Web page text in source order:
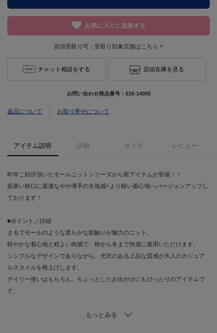
お気に入りに追加する
店頭受取り可： 受取り対象店舗はこちら >
チャット相談をする 店頭在庫を見る
お問い合わせ商品番号： 616-14005
返品について お取り寄せについて
アイテム説明 詳細 サイズ レビュー
昨年ご好評頂いたモールニットシリーズから新アイテムが登場！！
肌寒い秋口に最適なやや薄手の生地感+より軽い着心地へバージョンアップし
ております！
■ポイント／詳細
まるでモールのような柔らかな肌触りが魅力のニット。
軽やかな着心地と程よい肉感で、秋から冬まで快適に着用いただけます。
シンプルなデザインでありながら、光沢のある上品な質感が大人のカジュア
ルスタイルを格上げします。
デイリー使いはもちろん、ちょっとしたお出かけにもぴったりのアイテムで
す。